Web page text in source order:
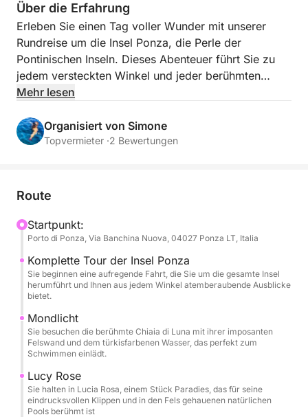
Über die Erfahrung
Erleben Sie einen Tag voller Wunder mit unserer
Rundreise um die Insel Ponza, die Perle der
Pontinischen Inseln. Dieses Abenteuer führt Sie zu
jedem versteckten Winkel und jeder berühmten
Bucht und lässt Sie in das kristallklare Wasser und
Ponza so einzigartig machen. Stellen Sie sich vor,
Sie segeln entlang einer zerklüfteten,
geheimnisvollen Höhlen und Buchten mit
ist ideal für alle, die die Insel in ihrer ganzen Pracht
entdecken möchten. Sie bietet zahlreiche
Möglichkeiten zum Tauchen, Schnorcheln und
Entspannen in Buchten, die nur vom Meer aus
erreichbar sind. Jeder Stopp bietet die Gelegenheit,
von seinen natürlichen Felsbögen bis zu den
berühmtesten Stränden – in einer Atmosphäre der
Entspannung und des Vergnügens. Eine erfahrene
Crew begleitet Sie auf dieser Reise und erzählt Ihnen
gerne Geschichten und Wissenswertes über die
Insel, um Ihnen ein unvergessliches und
Mehr lesen
Organisiert von Simone
Topvermieter ·2 Bewertungen
Route
Startpunkt:
Porto di Ponza, Via Banchina Nuova, 04027 Ponza LT, Italia
Komplette Tour der Insel Ponza
Sie beginnen eine aufregende Fahrt, die Sie um die gesamte Insel
herumführt und Ihnen aus jedem Winkel atemberaubende Ausblicke
bietet.
Mondlicht
Sie besuchen die berühmte Chiaia di Luna mit ihrer imposanten
Felswand und dem türkisfarbenen Wasser, das perfekt zum
Schwimmen einlädt.
Lucy Rose
Sie halten in Lucia Rosa, einem Stück Paradies, das für seine
eindrucksvollen Klippen und in den Fels gehauenen natürlichen
Pools berühmt ist